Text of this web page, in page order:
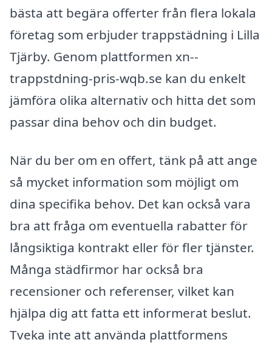
bästa att begära offerter från flera lokala
företag som erbjuder trappstädning i Lilla
Tjärby. Genom plattformen xn--
trappstdning-pris-wqb.se kan du enkelt
jämföra olika alternativ och hitta det som
passar dina behov och din budget.
När du ber om en offert, tänk på att ange
så mycket information som möjligt om
dina specifika behov. Det kan också vara
bra att fråga om eventuella rabatter för
långsiktiga kontrakt eller för fler tjänster.
Många städfirmor har också bra
recensioner och referenser, vilket kan
hjälpa dig att fatta ett informerat beslut.
Tveka inte att använda plattformens